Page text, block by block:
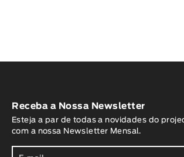
Receba a Nossa Newsletter
Esteja a par de todas a novidades do
com a nossa Newsletter Mensal.